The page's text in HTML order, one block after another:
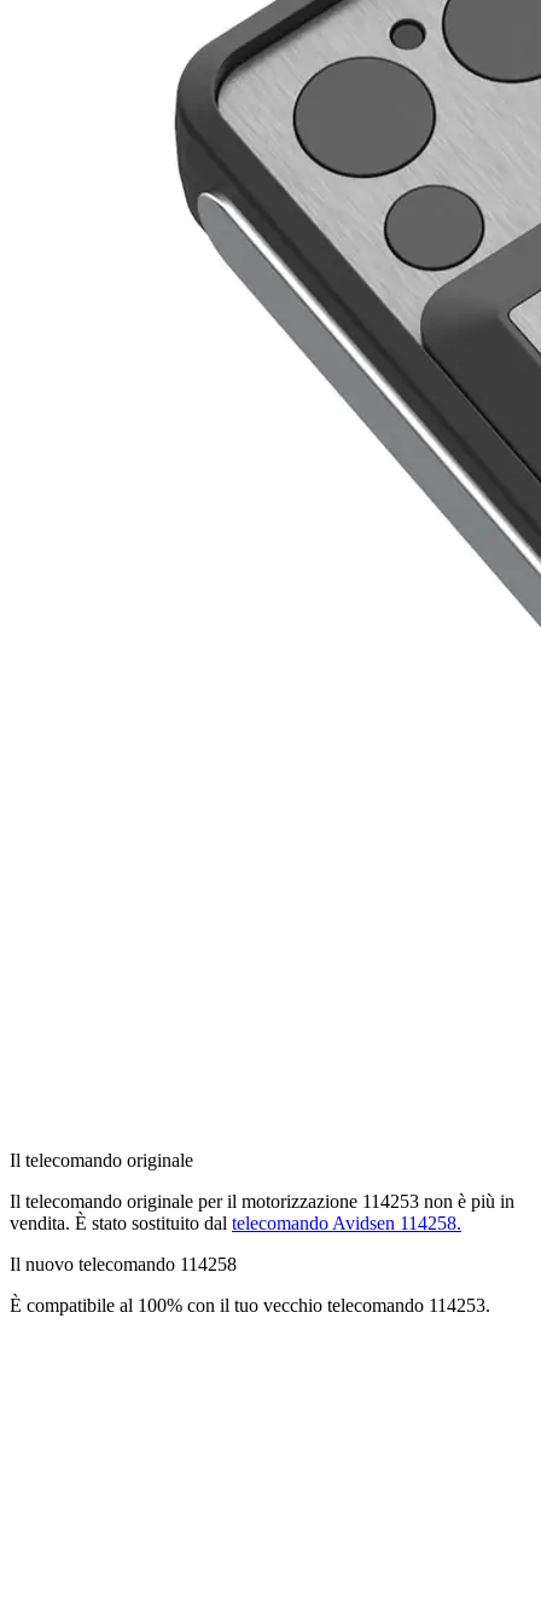
Il telecomando originale
Il telecomando originale per il motorizzazione 114253 non è più in
vendita. È stato sostituito dal telecomando Avidsen 114258.
Il nuovo telecomando 114258
È compatibile al 100% con il tuo vecchio telecomando 114253.